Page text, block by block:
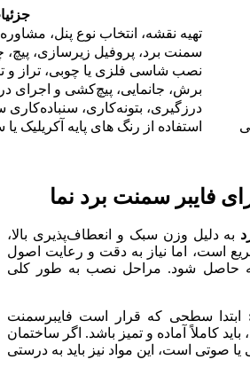
تهیه نقشه، انتخاب نوع پنل،
سمنت برد، پروفیل زیرسازی،
نصب شاسی فلزی یا چوبی، تراز و
برش، جانمایی، پیچ‌کشی و اجرای
درزگیری، بتونه‌کاری،
استفاده از رنگ های پایه آکریلیک یا
فایبر سمنت برد نما
به دلیل وزن سبک و انعطاف‌پذیری بالا،
است، اما نیاز به دقت و رعایت اصول
حاصل شود. مراحل نصب به طور کلی
ابتدا سطحی که قرار است فایبرسمنت
کاملاً آماده و تمیز باشد. اگر ساختمان
یا صوتی است، این مواد نیز باید به درستی